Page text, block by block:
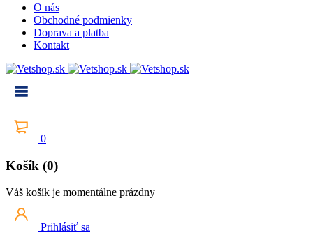
O nás
Obchodné podmienky
Doprava a platba
Kontakt
0
Košík (0)
Váš košík je momentálne prázdny
Prihlásiť sa